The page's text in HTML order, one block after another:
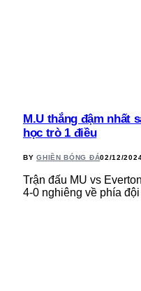
M.U thắng đậm nhất
học trò 1 điều
BY GHIỀN BÓNG ĐÁ02/12/
Trận đấu MU vs
4-0 nghiêng về phía